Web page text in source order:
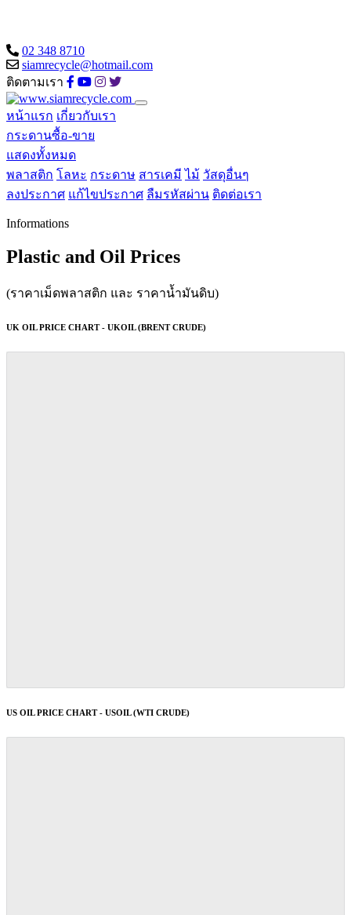
02 348 8710
siamrecycle@hotmail.com
ติดตามเรา
หน้าแรก เกี่ยวกับเรา
กระดานซื้อ-ขาย
แสดงทั้งหมด
พลาสติก โลหะ กระดาษ สารเคมี ไม้ วัสดุอื่นๆ
ลงประกาศ แก้ไขประกาศ ลืมรหัสผ่าน ติดต่อเรา
Informations
Plastic and Oil Prices
(ราคาเม็ดพลาสติก และ ราคาน้ำมันดิบ)
UK OIL PRICE CHART - UKOIL (BRENT CRUDE)
US OIL PRICE CHART - USOIL (WTI CRUDE)